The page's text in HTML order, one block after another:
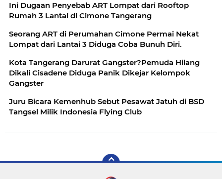
Ini Dugaan Penyebab ART Lompat dari Rooftop
Rumah 3 Lantai di Cimone Tangerang
Seorang ART di Perumahan Cimone Permai Nekat
Lompat dari Lantai 3 Diduga Coba Bunuh Diri.
Kota Tangerang Darurat Gangster?Pemuda Hilang
Dikali Cisadene Diduga Panik Dikejar Kelompok
Gangster
Juru Bicara Kemenhub Sebut Pesawat Jatuh di BSD
Tangsel Milik Indonesia Flying Club